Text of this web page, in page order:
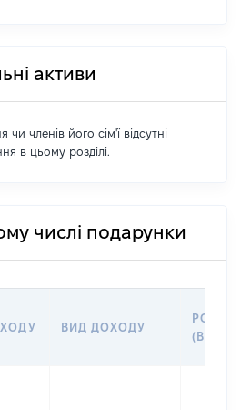
активи
членів його сім'ї відсутні
в цьому розділі.
числі подарунки
ВИД ДОХОДУ